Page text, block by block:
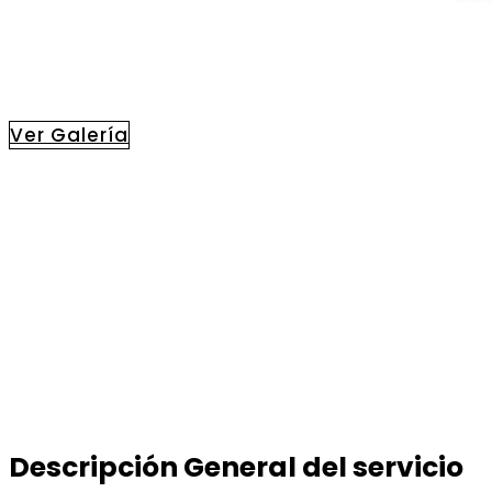
Ver Galería
Descripción General del servicio